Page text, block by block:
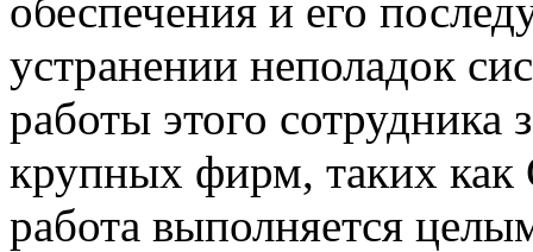
обеспечения и его
устранении неполадок
работы этого сотрудника
крупных фирм, таких как
работа выполняется